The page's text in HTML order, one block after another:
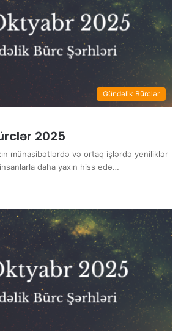
Gündəlik Bürclər
2025
münasibətlərdə və ortaq işlərdə yeniliklər
daha yaxın hiss edə…